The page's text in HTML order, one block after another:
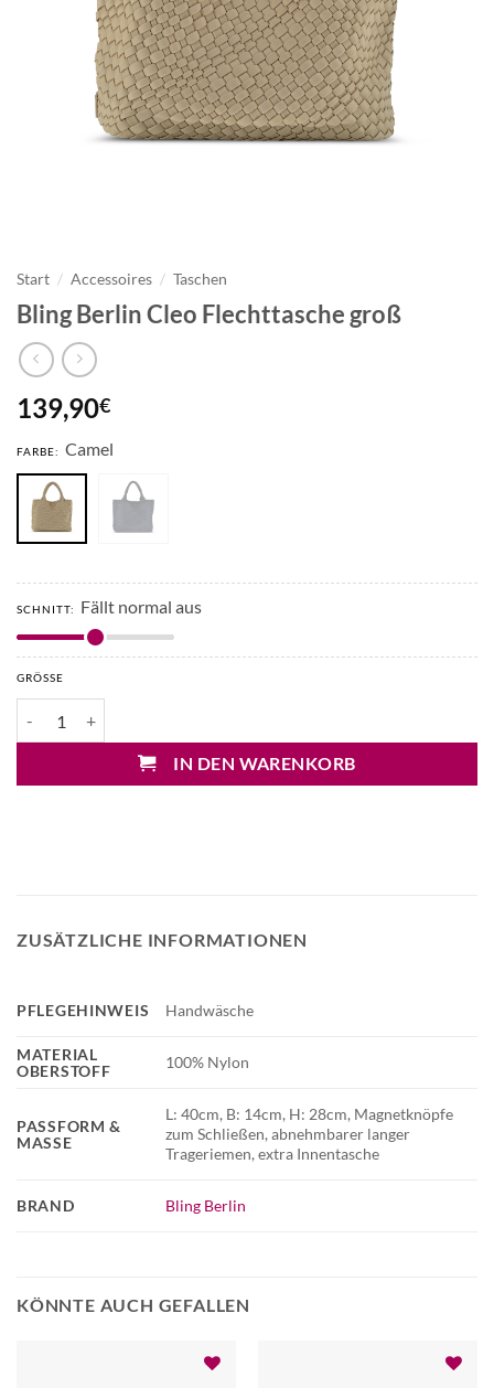
Start / Accessoires / Taschen
Bling Berlin Cleo Flechttasche groß
139,90€
FARBE: Camel
SCHNITT: Fällt normal aus
GRÖSSE
IN DEN WARENKORB
ZUSÄTZLICHE INFORMATIONEN
BRAND Bling Berlin
PFLEGEHINWEIS Handwäsche
MATERIAL
OBERSTOFF
100% Nylon
PASSFORM &
MASSE
L: 40cm, B: 14cm, H: 28cm, Magnetknöpfe
zum Schließen, abnehmbarer langer
Trageriemen, extra Innentasche
KÖNNTE AUCH GEFALLEN